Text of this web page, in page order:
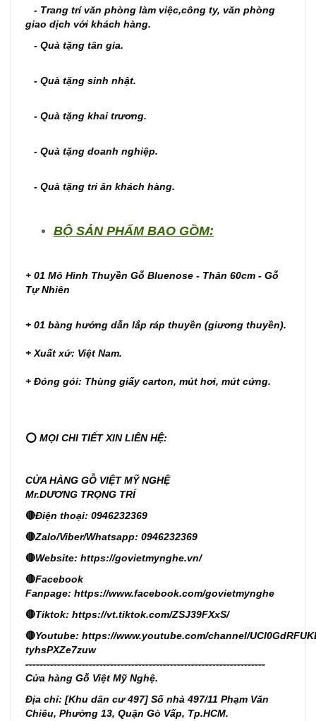
- Trang trí văn phòng làm việc,công ty, văn phòng
giao dịch với khách hàng.
- Quà tặng tân gia.
- Quà tặng sinh nhật.
- Quà tặng khai trương.
- Quà tặng doanh nghiệp.
- Quà tặng tri ân khách hàng.
BỘ SẢN PHẨM BAO GỒM:
+ 01 Mô Hình Thuyền Gỗ Bluenose - Thân 60cm - Gỗ
Tự Nhiên
+ 01 bàng hướng dẫn lắp ráp thuyền (giương thuyền).
+ Xuất xứ: Việt Nam.
+ Đóng gói: Thùng giấy carton, mút hơi, mút cứng.
⭕ MỌI CHI TIẾT XIN LIÊN HỆ:
CỬA HÀNG GỖ VIỆT MỸ NGHỆ
Mr.DƯƠNG TRỌNG TRÍ
🔴Điện thoại: 0946232369
🔴Zalo/Viber/Whatsapp: 0946232369
🔴Website: https://govietmynghe.vn/
🔴Facebook
Fanpage: https://www.facebook.com/govietmynghe
🔴Tiktok: https://vt.tiktok.com/ZSJ39FXxS/
🔴Youtube: https://www.youtube.com/channel/
tyhsPXZe7zuw
--------------------------------------------------------------------
Cửa hàng Gỗ Việt Mỹ Nghệ.
Địa chỉ: [Khu dân cư 497] Số nhà 497/11 Phạm Văn
Chiêu, Phường 13, Quận Gò Vấp, Tp.HCM.